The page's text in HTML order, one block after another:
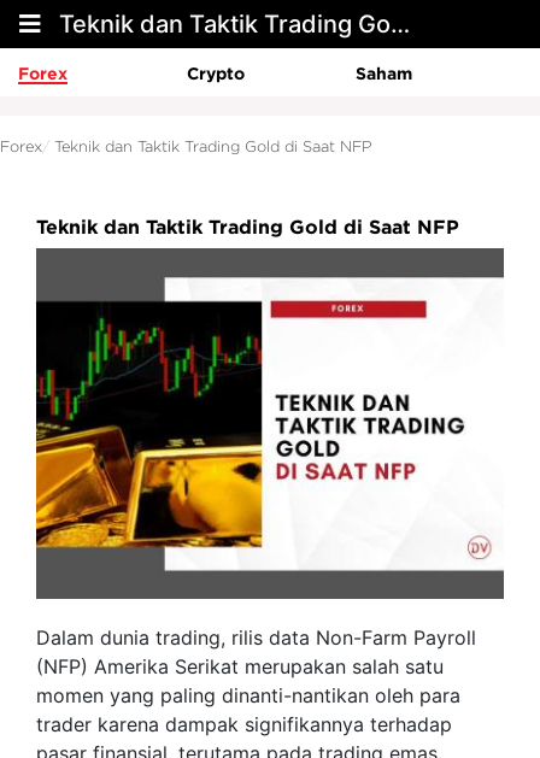
Teknik dan Taktik Trading Gold di Saat NFP
Forex Crypto Saham
Forex Teknik dan Taktik Trading Gold di Saat NFP
Teknik dan Taktik Trading Gold di Saat NFP
Dalam dunia trading, rilis data Non-Farm Payroll
(NFP) Amerika Serikat merupakan salah satu
momen yang paling dinanti-nantikan oleh para
trader karena dampak signifikannya terhadap
pasar finansial, terutama pada trading emas.